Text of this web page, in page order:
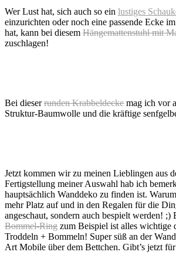
Wer Lust hat, sich auch so ein lustiges
einzurichten oder noch eine passende Ecke
hat, kann bei diesem Hängemattenstuhl mit
zuschlagen!
Bei dieserrunden Krabbeldecke mag ich vor
Struktur-Baumwolle und die kräftige
Jetzt kommen wir zu meinen Lieblingen aus
Fertigstellung meiner Auswahl hab ich
hauptsächlich Wanddeko zu finden ist.
mehr Platz auf und in den Regalen für die
angeschaut, sondern auch bespielt werden! ;)
Bommel-Ring zum Beispiel ist alles wichtige
Troddeln + Bommeln! Super süß an der
Art Mobile über dem Bettchen. Gibt’s jetzt